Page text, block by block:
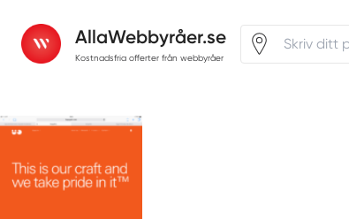
AllaWebbyråer.se
Kostnadsfria offerter från webbyråer